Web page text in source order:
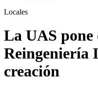
Locales
La UAS
Reingeniería
creación